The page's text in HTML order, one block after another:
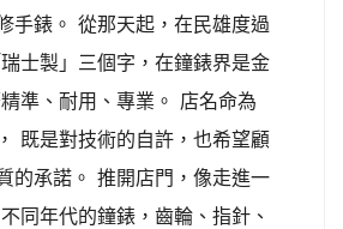
手錶。 從那天起，在民雄度過
士製」三個字，在鐘錶界是金
準、耐用、專業。 店名命為
既是對技術的自許，也希望顧
的承諾。 推開店門，像走進一
同年代的鐘錶，齒輪、指針、